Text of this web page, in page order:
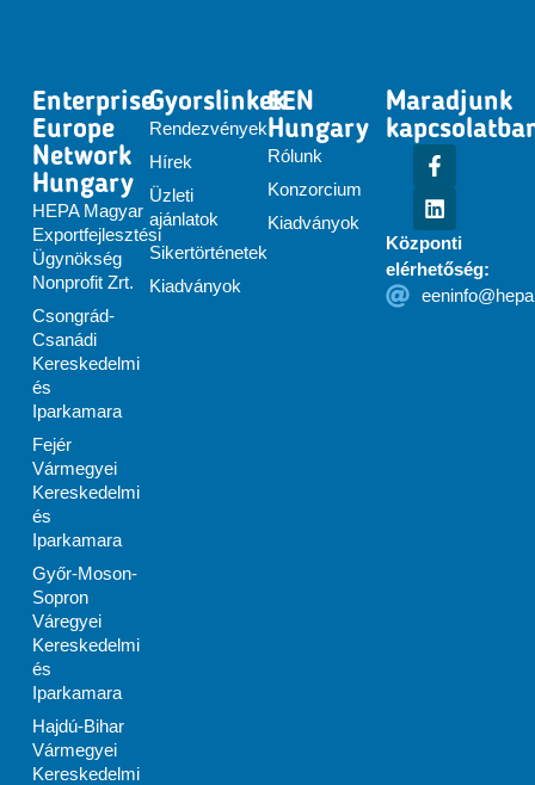
Enterprise
Europe
Network
Hungary
HEPA Magyar
Exportfejlesztési
Ügynökség
Nonprofit Zrt.
Csongrád-
Csanádi
Kereskedelmi
és
Iparkamara
Fejér
Vármegyei
Kereskedelmi
és
Iparkamara
Győr-Moson-
Sopron
Váregyei
Kereskedelmi
és
Iparkamara
Hajdú-Bihar
Vármegyei
Kereskedelmi
Gyorslinkek
Rendezvények
Hírek
Üzleti
ajánlatok
Sikertörténetek
Kiadványok
EEN
Hungary
Rólunk
Konzorcium
Kiadványok
Maradjunk
Központi
elérhetőség: